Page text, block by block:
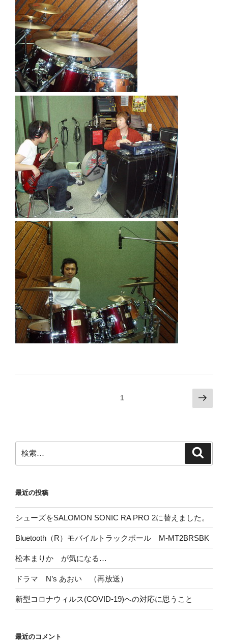
ー
ジ
り
1
次
の
ジ
索:
最近の投稿
シューズをSALOMON SONIC RA PRO 2に替えました。
Bluetooth（R）モバイルトラックボール M-MT2BRSBK
松本まりか が気になる…
ドラマ N’s あおい （再放送）
新型コロナウィルス(COVID-19)への対応に思うこと
最近のコメント